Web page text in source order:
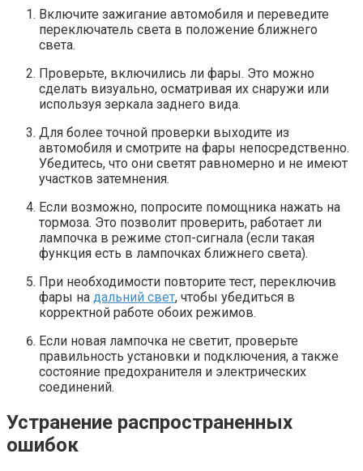
Включите зажигание автомобиля и переведите
переключатель света в положение ближнего
света.
Проверьте, включились ли фары. Это можно
сделать визуально, осматривая их снаружи или
используя зеркала заднего вида.
Для более точной проверки выходите из
автомобиля и смотрите на фары непосредственно.
Убедитесь, что они светят равномерно и не имеют
участков затемнения.
Если возможно, попросите помощника нажать на
тормоза. Это позволит проверить, работает ли
лампочка в режиме стоп-сигнала (если такая
функция есть в лампочках ближнего света).
При необходимости повторите тест, переключив
фары на дальний свет, чтобы убедиться в
корректной работе обоих режимов.
Если новая лампочка не светит, проверьте
правильность установки и подключения, а также
состояние предохранителя и электрических
соединений.
Устранение распространенных
ошибок